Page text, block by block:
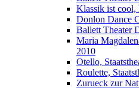
Klassik ist cool,
Donlon Dance
Ballett Theater
Maria
2010
Otello,
Roulette,
Zurueck zur